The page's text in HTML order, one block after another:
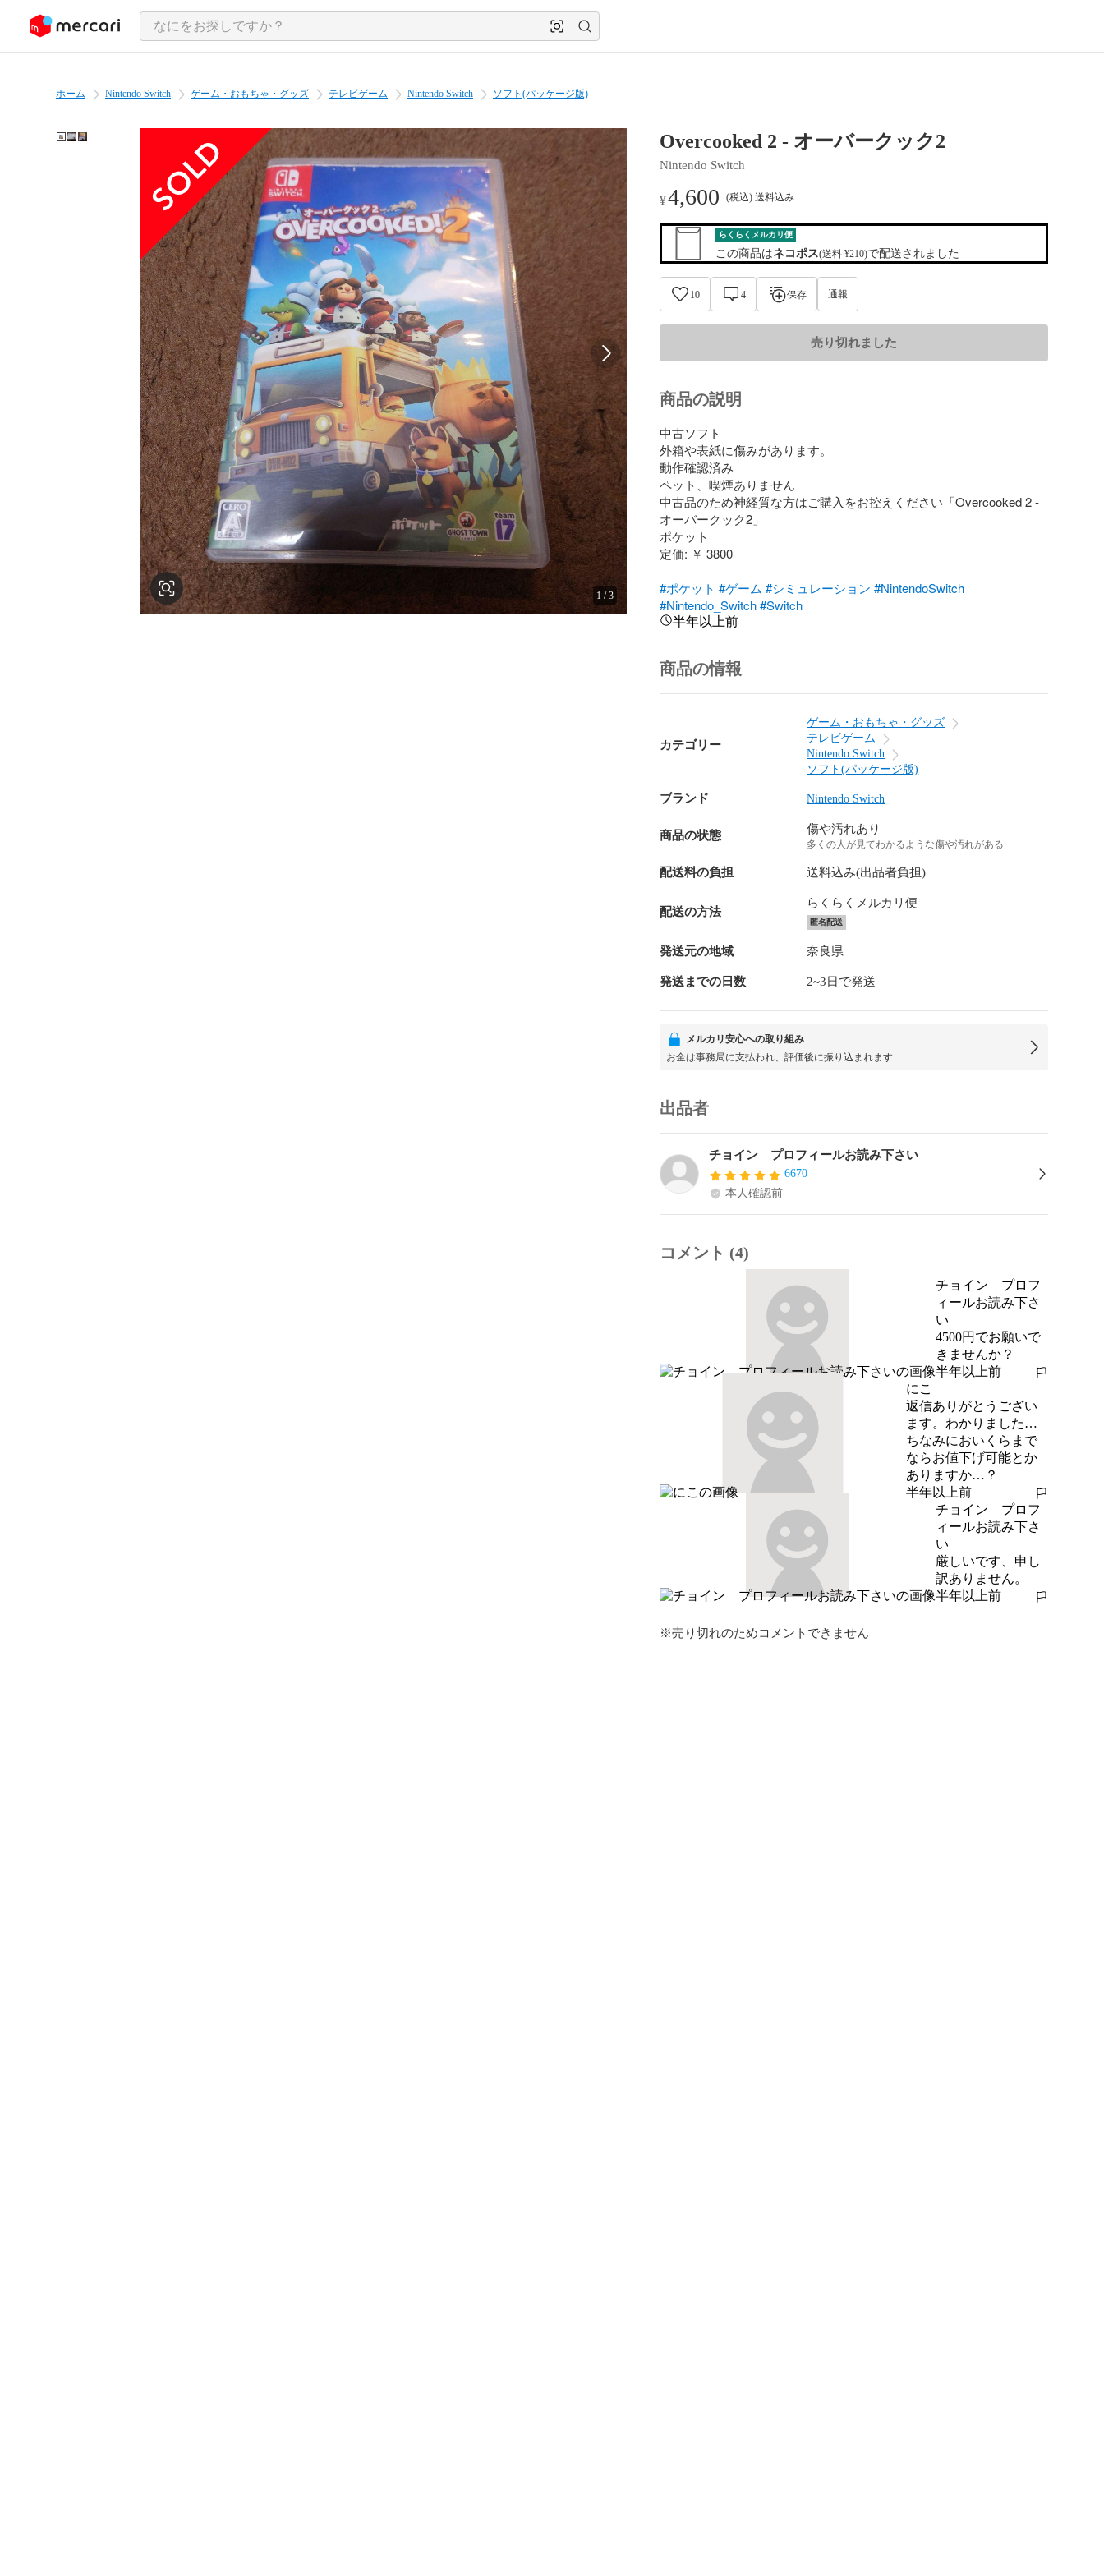
ツにスキップ
ホーム Nintendo Switch ゲーム・おもちゃ・グッズ テレビゲーム Nintendo Switch ソフト(パッケージ版)
1/3
Overcooked 2 - オーバークック2
Nintendo Switch
¥4,600 (税込) 送料込み
らくらくメルカリ便
この商品はネコポス(送料 ¥210)で配送されました
10 4 保存 通報
売り切れました
商品の説明
中古ソフト
外箱や表紙に傷みがあります。
動作確認済み
ペット、喫煙ありません
中古品のため神経質な方はご購入をお控えください「Overcooked 2 -
オーバークック2」
ポケット
定価: ￥ 3800
#ポケット #ゲーム #シミュレーション #NintendoSwitch
#Nintendo_Switch #Switch
半年以上前
商品の情報
カテゴリー
ゲーム・おもちゃ・グッズ
テレビゲーム
Nintendo Switch
ソフト(パッケージ版)
ブランド Nintendo Switch
商品の状態 傷や汚れあり
多くの人が見てわかるような傷や汚れがある
配送料の負担 送料込み(出品者負担)
配送の方法
らくらくメルカリ便
匿名配送
発送元の地域 奈良県
発送までの日数 2~3日で発送
メルカリ安心への取り組み
お金は事務局に支払われ、評価後に振り込まれます
出品者
チョイン プロフィールお読み下さい
6670
本人確認前
コメント (4)
チョイン プロフ
ィールお読み下さ
い
4500円でお願いで
きませんか？
半年以上前
報告する
にこ
返信ありがとうござい
ます。わかりました…
ちなみにおいくらまで
ならお値下げ可能とか
ありますか…？
半年以上前
報告する
チョイン プロフ
ィールお読み下さ
い
厳しいです、申し
訳ありません。
半年以上前
報告する
※売り切れのためコメントできません